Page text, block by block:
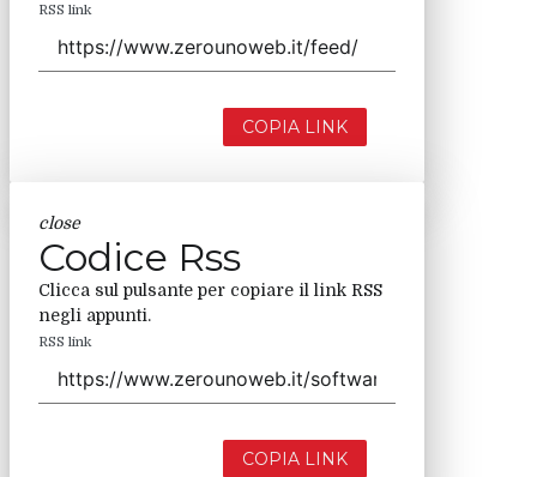
RSS link
COPIA LINK
close
Codice Rss
Clicca sul pulsante per copiare il link RSS
negli appunti.
RSS link
COPIA LINK